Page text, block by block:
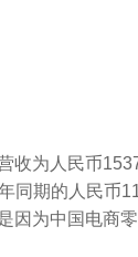
收为人民币
同期的人民币
因为中国电商